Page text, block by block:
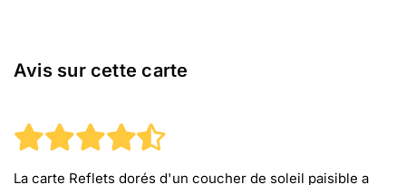
Avis sur cette carte
La carte Reflets dorés d'un coucher de soleil paisible a